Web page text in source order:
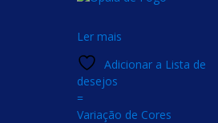
Ler mais
Adicionar a Lista de
desejos
=
Variação de Cores